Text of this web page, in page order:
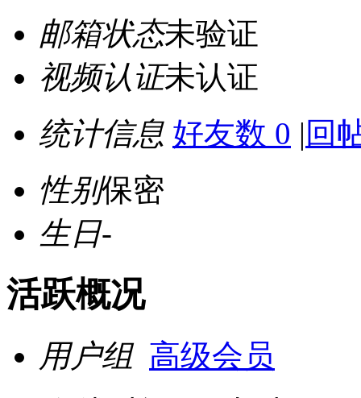
邮箱状态未验证
视频认证未认证
统计信息 好友数 0 | 回
性别保密
生日-
活跃概况
用户组 高级会员